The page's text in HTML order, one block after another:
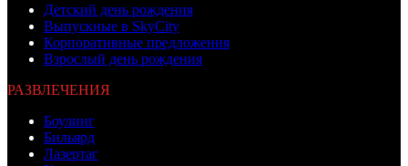
Детский день рождения
Выпускные в SkyCity
Корпоративные предложения
Взрослый день рождения
РАЗВЛЕЧЕНИЯ
Боулинг
Бильярд
Лазертаг